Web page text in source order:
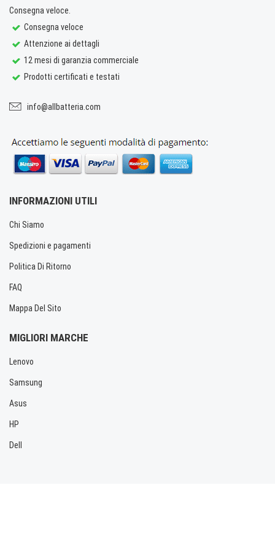
Consegna veloce.
Consegna veloce
Attenzione ai dettagli
12 mesi di garanzia commerciale
Prodotti certificati e testati
info@allbatteria.com
INFORMAZIONI UTILI
Chi Siamo
Spedizioni e pagamenti
Politica Di Ritorno
FAQ
Mappa Del Sito
MIGLIORI MARCHE
Lenovo
Samsung
Asus
HP
Dell